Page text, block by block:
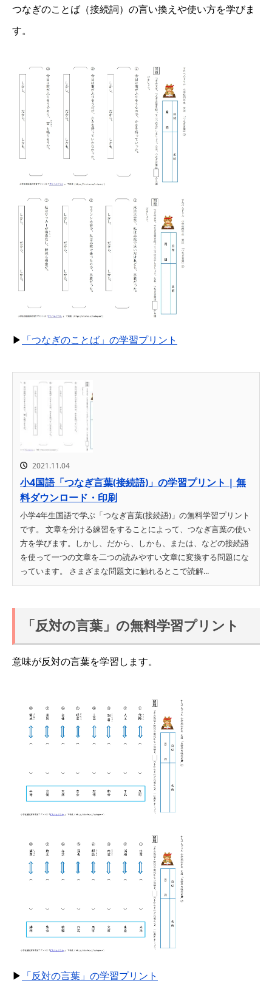
つなぎのことば（接続詞）の言い換えや使い方を学びま
す。
▶ 「つなぎのことば」の学習プリント
2021.11.04
小4国語「つなぎ言葉(接続語)」の学習プリント | 無
料ダウンロード・印刷
小学4年生国語で学ぶ「つなぎ言葉(接続語)」の無料学習プリント
です。 文章を分ける練習をすることによって、つなぎ言葉の使い
方を学びます。しかし、だから、しかも、または、などの接続語
を使って一つの文章を二つの読みやすい文章に変換する問題にな
っています。 さまざまな問題文に触れるとこで読解...
「反対の言葉」の無料学習プリント
意味が反対の言葉を学習します。
▶ 「反対の言葉」の学習プリント